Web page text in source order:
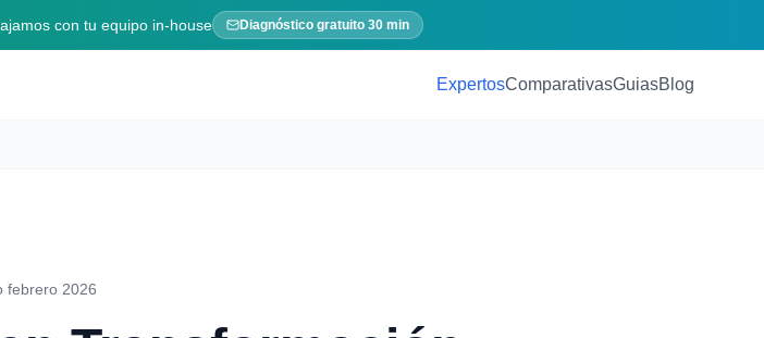
con tu equipo in-house Diagnóstico gratuito 30 min
ExpertosComparativasGuiasBlog
febrero 2026